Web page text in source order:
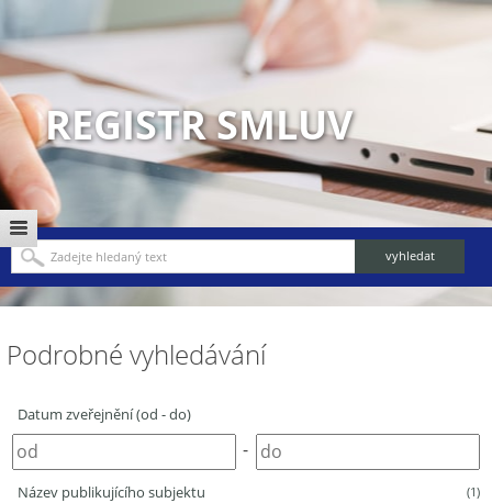
REGISTR SMLUV
Podrobné vyhledávání
Datum zveřejnění (od - do)
-
Název publikujícího subjektu (1)